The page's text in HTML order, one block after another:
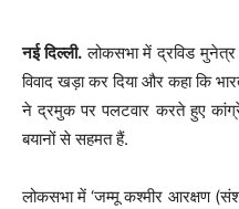
नई दिल्ली.लोकसभा में द्रविड मुनेत्र
विवाद खड़ा कर दिया और कहा कि
ने द्रमुक पर पलटवार करते हुए
बयानों से सहमत हैं.
लोकसभा में ‘जम्मू कश्मीर आरक्षण